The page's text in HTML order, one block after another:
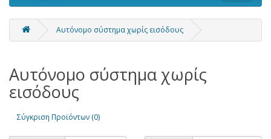
Αυτόνομο σύστημα χωρίς εισόδους
Αυτόνομο σύστημα χωρίς
εισόδους
Σύγκριση Προϊόντων (0)